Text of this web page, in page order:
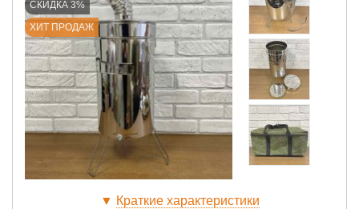
СКИДКА 3%
ХИТ ПРОДАЖ
▼ Краткие характеристики